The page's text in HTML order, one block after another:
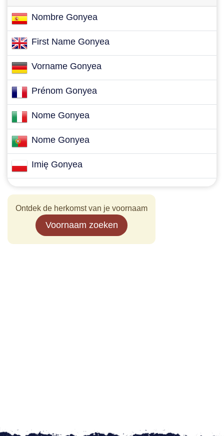
Nombre Gonyea
First Name Gonyea
Vorname Gonyea
Prénom Gonyea
Nome Gonyea
Nome Gonyea
Imię Gonyea
Ontdek de herkomst van je voornaam
Voornaam zoeken